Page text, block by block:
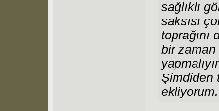
sağlıklı
saksısı
bir zaman
Şimdiden